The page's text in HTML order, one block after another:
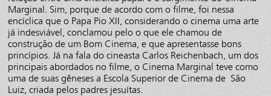
Marginal. Sim, porque de acordo com o filme, foi nessa
encíclica que o Papa Pio XII, considerando o cinema uma arte
já indesviável, conclamou pelo o que ele chamou de
construção de um Bom Cinema, e que apresentasse bons
princípios. Já na fala do cineasta Carlos Reichenbach, um dos
principais abordados no filme, o Cinema Marginal teve como
uma de suas gêneses a Escola Superior de Cinema de São
Luiz, criada pelos padres jesuítas.